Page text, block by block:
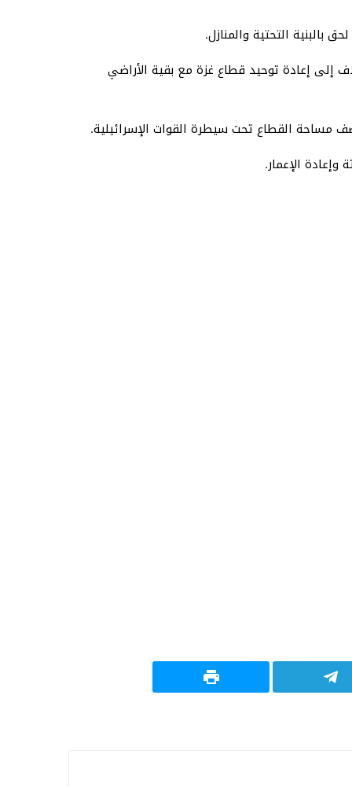
التحتية والمنازل.
إلى إعادة توحيد قطاع غزة مع بقية الأراضي
مساحة القطاع تحت سيطرة القوات الإسرائيلية.
الإعمار.